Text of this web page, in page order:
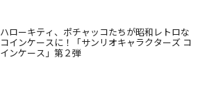
ハローキティ、ポチャッコたちが昭和レトロな
コインケースに！「サンリオキャラクターズ コ
インケース」第２弾